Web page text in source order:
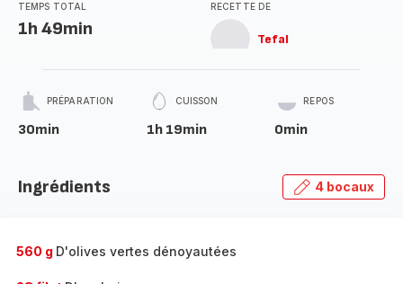
TEMPS TOTAL
1h 49min
RECETTE DE
Tefal
PRÉPARATION
30min
CUISSON
1h 19min
REPOS
0min
Ingrédients 4 bocaux
560 g D'olives vertes dénoyautées